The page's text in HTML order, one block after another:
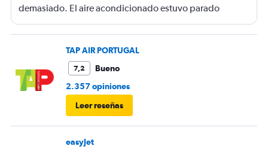
demasiado. El aire acondicionado estuvo parado
durante el post-embarque (antes de dirigirse a pista) y
durante el desembarque en destino. Los USB de carga
no funcionaron en ningún momento.
TAP AIR PORTUGAL
7,2
Bueno
2.357 opiniones
Leer reseñas
easyJet